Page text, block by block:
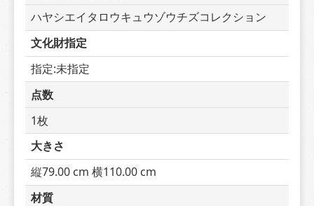
ハヤシエイタロウキュウゾウチズコレクション
文化財指定
指定:未指定
点数
1枚
大きさ
縦79.00 cm 横110.00 cm
材質